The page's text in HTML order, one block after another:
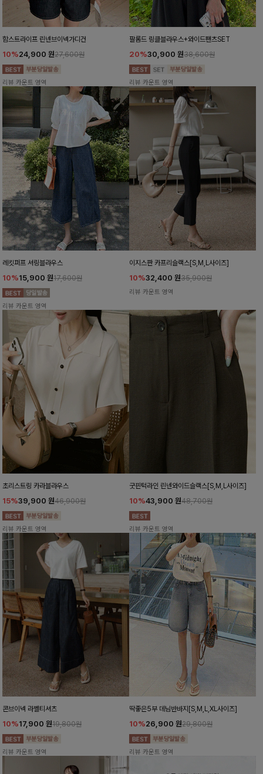
함스트라이프 린넨브이넥가디건
10%24,900 원27,600원
리뷰 카운트 영역
팔롬드 링클블라우스+와이드팬츠SET
20%30,900 원38,600원
리뷰 카운트 영역
레킷퍼프 셔링블라우스
10%15,900 원17,600원
리뷰 카운트 영역
이지스판 카프리슬랙스[S,M,L사이즈]
10%32,400 원35,900원
리뷰 카운트 영역
초리스트링 카라블라우스
15%39,900 원46,900원
리뷰 카운트 영역
굿핀턱라인 린넨와이드슬랙스[S,M,L사이즈]
10%43,900 원48,700원
리뷰 카운트 영역
콘브이넥 라벨티셔츠
10%17,900 원19,800원
리뷰 카운트 영역
딱좋은5부 데님반바지[S,M,L,XL사이즈]
10%26,900 원29,800원
리뷰 카운트 영역